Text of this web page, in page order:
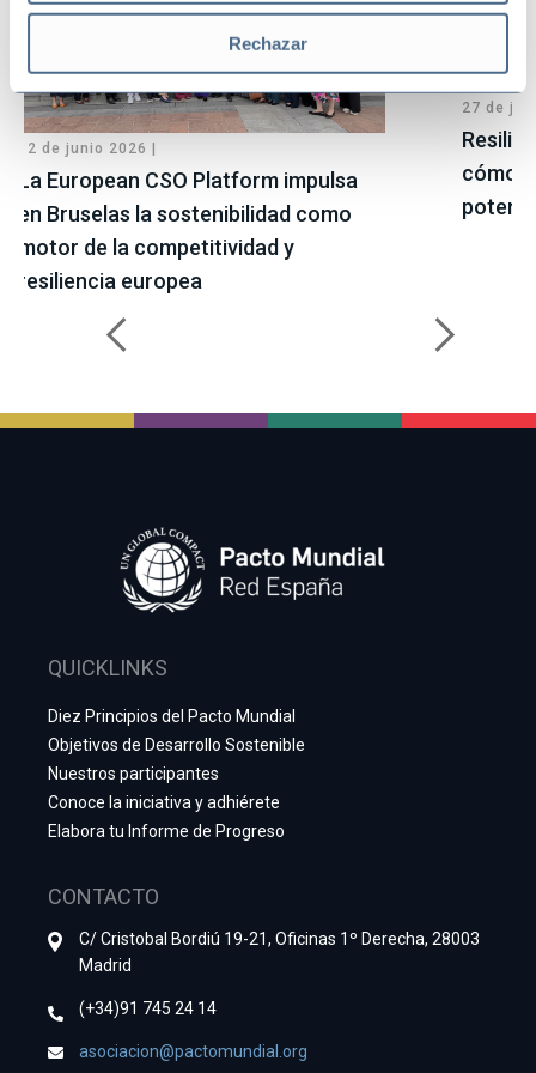
Rechazar
12 de junio 2026 |
La European CSO Platform impulsa
en Bruselas la sostenibilidad como
motor de la competitividad y
resiliencia europea
27 de
cómo
QUICKLINKS
Diez Principios del Pacto Mundial
Objetivos de Desarrollo Sostenible
Nuestros participantes
Conoce la iniciativa y adhiérete
Elabora tu Informe de Progreso
CONTACTO
C/ Cristobal Bordiú 19-21, Oficinas 1º Derecha, 28003
Madrid
(+34)91 745 24 14
asociacion@pactomundial.org